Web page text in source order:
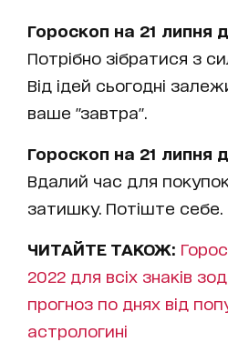
Гороскоп на 21 липня
Потрібно зібратися з
Від ідей сьогодні
ваше "завтра".
Гороскоп на 21 липня
Вдалий час для
затишку. Потіште себе.
ЧИТАЙТЕ ТАКОЖ:
2022 для всіх знаків
прогноз по днях від
астрологині